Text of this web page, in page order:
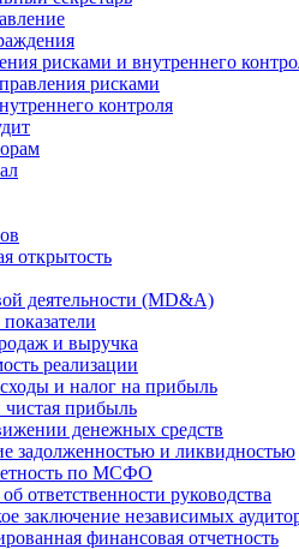
рисками и внутреннего
рисками
контроля
открытость
деятельности (MD&A)
и выручка
реализации
и налог на прибыль
прибыль
денежных средств
задолженностью и ликвидностью
по МСФО
ответственности руководства
заключение независимых
финансовая отчетность